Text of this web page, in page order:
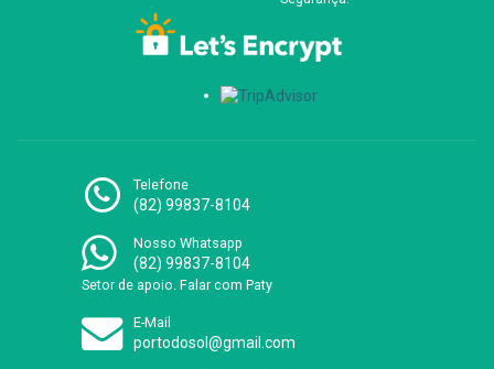
Telefone
(82) 99837-8104
Nosso Whatsapp
(82) 99837-8104
Setor de apoio. Falar com Paty
E-Mail
portodosol@gmail.com